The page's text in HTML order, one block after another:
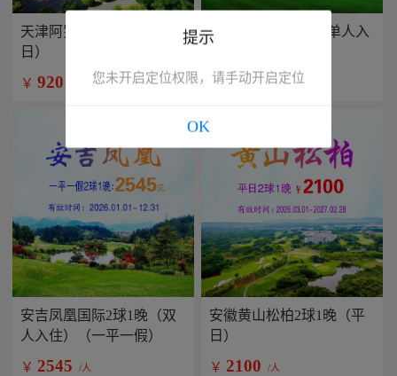
天津阿罗马2球1晚（平
日）
￥ 920
兴隆康乐园2球1晚(单人入
￥799 /人
安吉凤凰国际2球1晚（双
人入住）（一平一假）
￥ 2545 /人
安徽黄山松柏2球1晚（平
日）
￥ 2100 /人
提示
您未开启定位权限，请手动开启定位
OK